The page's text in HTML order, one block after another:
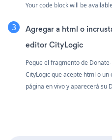
Your code block will be
Agregar a html o
editor CityLogic
Pegue el fragmento de
CityLogic que acepte html o un
página en vivo y aparecerá su